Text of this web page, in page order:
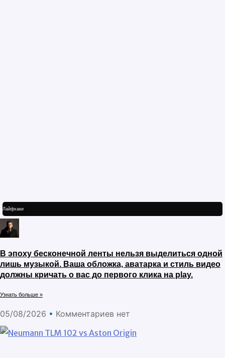
Лайфхаки
В эпоху бесконечной ленты нельзя выделиться одной
лишь музыкой. Ваша обложка, аватарка и стиль видео
должны кричать о вас до первого клика на play.
Узнать больше »
05/08/2026 Комментариев нет